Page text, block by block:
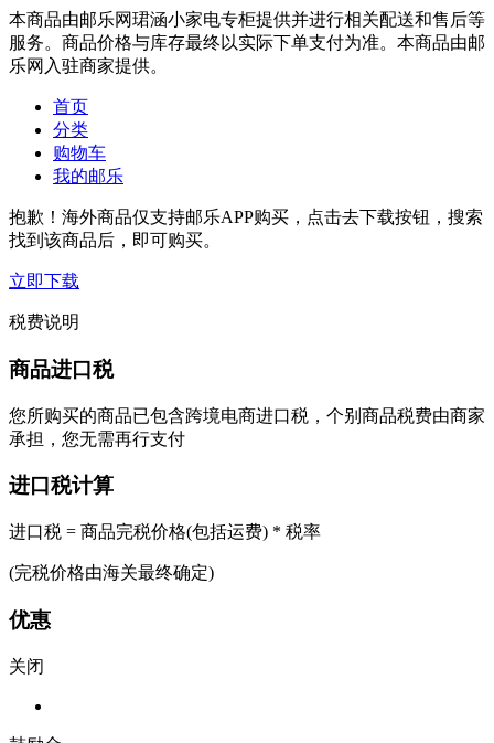
本商品由邮乐网珺涵小家电专柜提供并进行相关配送和售后等
服务。商品价格与库存最终以实际下单支付为准。本商品由邮
乐网入驻商家提供。
首页
分类
购物车
我的邮乐
抱歉！海外商品仅支持邮乐APP购买，点击去下载按钮，搜索
找到该商品后，即可购买。
立即下载
税费说明
商品进口税
您所购买的商品已包含跨境电商进口税，个别商品税费由商家
承担，您无需再行支付
进口税计算
进口税 = 商品完税价格(包括运费) * 税率
(完税价格由海关最终确定)
优惠
关闭